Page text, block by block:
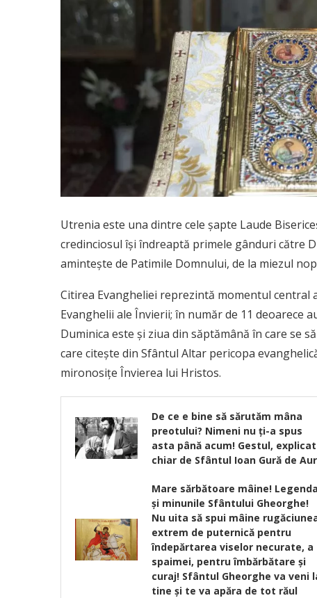
Utrenia este una dintre cele şapte Laude
credinciosul îşi îndreaptă primele gânduri către
aminteşte de Patimile Domnului, de la miezul
Citirea Evangheliei reprezintă momentul central
Evanghelii ale Învierii; în număr de 11 deoarece
Duminica este şi ziua din săptămână în care se
care citeşte din Sfântul Altar pericopa
mironosiţe Învierea lui Hristos.
De ce e bine să sărutăm mâna
preotului? Nimeni nu ți-a spus
asta până acum! Gestul, explicat
chiar de Sfântul Ioan Gură de Aur
Mare sărbătoare mâine! Legenda
și minunile Sfântului Gheorghe!
Nu uita să spui mâine
extrem de puternică pentru
îndepărtarea viselor necurate, a
spaimei, pentru îmbărbătare și
curaj! Sfântul Gheorghe va veni
tine și te va apăra de tot răul